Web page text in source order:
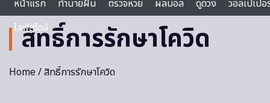
หน้าแรก
ทำนายฝัน ตรวจหวย ผลบอล ดูดวง
วอลเปเป
ไลฟ์สไตล์
สิทธิ์การรักษาโควิด
Home/ สิทธิ์การรักษาโควิด